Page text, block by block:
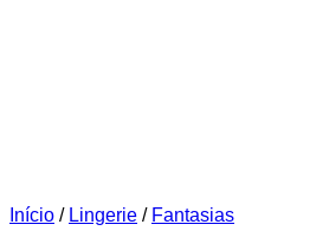
Início / Lingerie / Fantasias